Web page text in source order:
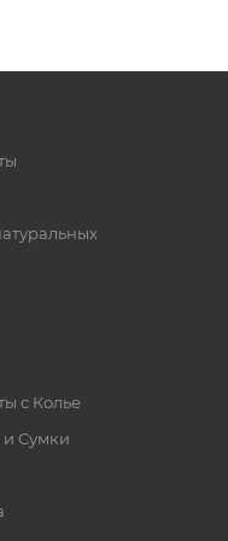
с Колье
Сумки